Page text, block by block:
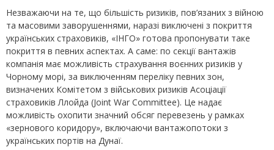
Незважаючи на те, що більшість ризиків, пов’язаних з війною
та масовими заворушеннями, наразі виключені з покриття
українських страховиків, «ІНГО» готова пропонувати таке
покриття в певних аспектах. А саме: по секції вантажів
компанія має можливість страхування воєнних ризиків у
Чорному морі, за виключенням переліку певних зон,
визначених Комітетом з військових ризиків Асоціації
страховиків Ллойда (Joint War Committee). Це надає
можливість охопити значний обсяг перевезень у рамках
«зернового коридору», включаючи вантажопотоки з
українських портів на Дунаї.